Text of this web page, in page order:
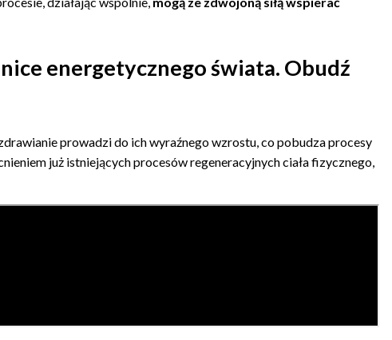
energetycznego świata. Obudź
prowadzi do ich wyraźnego wzrostu, co pobudza procesy
już istniejących procesów regeneracyjnych ciała fizycznego,